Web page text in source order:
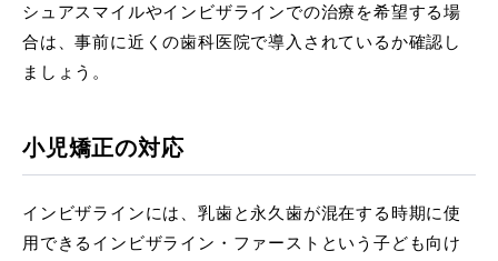
シュアスマイルやインビザラインでの治療を希望する場
合は、事前に近くの歯科医院で導入されているか確認し
ましょう。
小児矯正の対応
インビザラインには、乳歯と永久歯が混在する時期に使
用できるインビザライン・ファーストという子ども向け